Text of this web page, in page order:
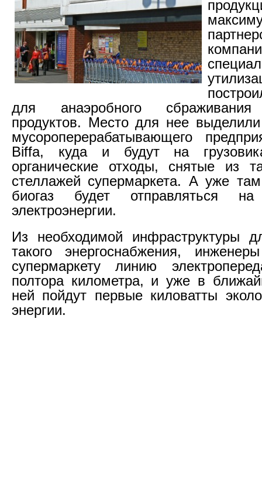
для анаэробного сбраживания
продуктов. Место для нее
мусороперерабатывающего
Biffa, куда и будут на
органические отходы, снятые из
стеллажей супермаркета. А уже
биогаз будет отправляться на
электроэнергии.
Из необходимой инфраструктуры
такого энергоснабжения,
супермаркету линию
полтора километра, и уже в
ней пойдут первые киловатты
энергии.